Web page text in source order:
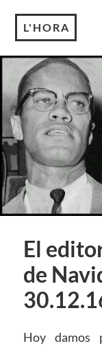
L'HORA
El
de
Hoy damos